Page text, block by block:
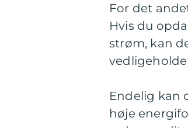
For det
Hvis du
strøm, kan
Endelig kan
høje